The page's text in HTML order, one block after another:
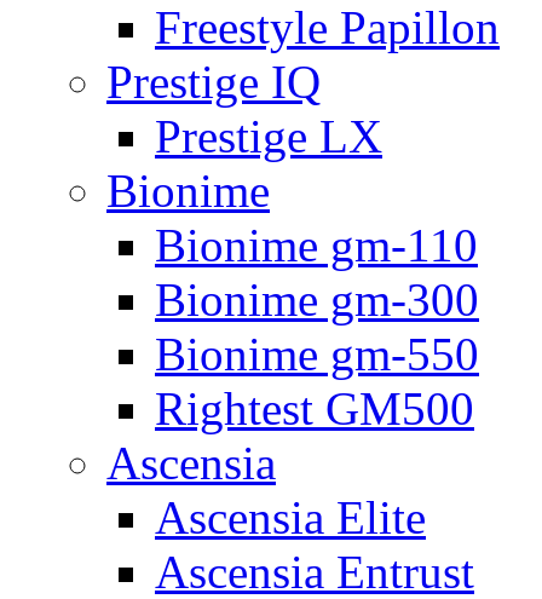
Freestyle Papillon
Prestige IQ
Prestige LX
Bionime
Bionime gm-110
Bionime gm-300
Bionime gm-550
Rightest GM500
Ascensia
Ascensia Elite
Ascensia Entrust